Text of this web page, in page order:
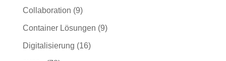
Collaboration (9)
Container Lösungen (9)
Digitalisierung (16)